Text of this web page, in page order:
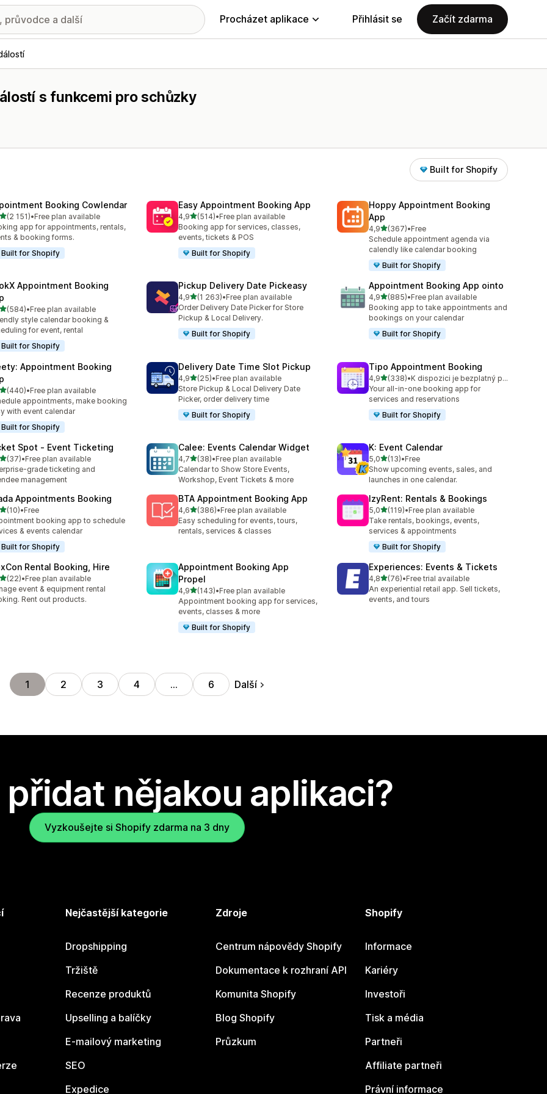
Procházet aplikace Přihlásit se Začít zdarma
s funkcemi pro schůzky
Built for Shopify
Booking Cowlendar
z 5 hvězd
(2 151)počet recenzí: 2151
•Free plan available
app for appointments, rentals,
& booking forms.
Built for Shopify
Easy Appointment Booking App
4,9z 5 hvězd
(514)
Celkový počet recenzí: 514
•Free plan available
Booking app for services, classes,
events, tickets & POS
Built for Shopify
Hoppy Appointment Booking
App
4,9z 5 hvězd
(367)
Celkový počet recenzí: 367
•Free
Schedule appointment agenda via
calendly like calendar booking
Built for Shopify
Appointment Booking
z 5 hvězd
(584)počet recenzí: 584
•Free plan available
style calendar booking &
for event, rental
Built for Shopify
Pickup Delivery Date Pickeasy
4,9z 5 hvězd
(1 263)
Celkový počet recenzí: 1263
•Free plan available
Order Delivery Date Picker for Store
Pickup & Local Delivery.
Built for Shopify
Appointment Booking App ointo
4,9z 5 hvězd
(885)
Celkový počet recenzí: 885
•Free plan available
Booking app to take appointments and
bookings on your calendar
Built for Shopify
Appointment Booking
z 5 hvězd
(440)počet recenzí: 440
•Free plan available
appointments, make booking
with event calendar
Built for Shopify
Delivery Date Time Slot Pickup
4,9z 5 hvězd
(25)
Celkový počet recenzí: 25
•Free plan available
Store Pickup & Local Delivery Date
Picker, order delivery time
Built for Shopify
Tipo Appointment Booking
4,9z 5 hvězd
(338)
Celkový počet recenzí: 338
•
K dispozici je bezplatný plán
Your all-in-one booking app for
services and reservations
Built for Shopify
Spot ‑ Event Ticketing
z 5 hvězd
(37)počet recenzí: 37
•Free plan available
grade ticketing and
management
Calee: Events Calendar Widget
4,7z 5 hvězd
(38)
Celkový počet recenzí: 38
•Free plan available
Calendar to Show Store Events,
Workshop, Event Tickets & more
K: Event Calendar
5,0z 5 hvězd
(13)
Celkový počet recenzí: 13
•Free
Show upcoming events, sales, and
launches in one calendar.
Appointments Booking
z 5 hvězd
(10)počet recenzí: 10
•Free
booking app to schedule
& events calendar
Built for Shopify
BTA Appointment Booking App
4,6z 5 hvězd
(386)
Celkový počet recenzí: 386
•Free plan available
Easy scheduling for events, tours,
rentals, services & classes
IzyRent: Rentals & Bookings
5,0z 5 hvězd
(119)
Celkový počet recenzí: 119
•Free plan available
Take rentals, bookings, events,
services & appointments
Built for Shopify
Rental Booking, Hire
z 5 hvězd
(22)počet recenzí: 22
•Free plan available
event & equipment rental
Rent out products.
Appointment Booking App
Propel
4,9z 5 hvězd
(143)
Celkový počet recenzí: 143
•Free plan available
Appointment booking app for services,
events, classes & more
Built for Shopify
Experiences: Events & Tickets
4,8z 5 hvězd
(76)
Celkový počet recenzí: 76
•Free trial available
An experiential retail app. Sell tickets,
events, and tours
1 2 3 4 … 6 Další
nějakou aplikaci?
Vyzkoušejte si Shopify zdarma na 3 dny
Nejčastější kategorie
Dropshipping
Tržiště
Recenze produktů
Upselling a balíčky
E-mailový marketing
SEO
Expedice
Zdroje
Centrum nápovědy Shopify
Dokumentace k rozhraní API
Komunita Shopify
Blog Shopify
Průzkum
Shopify
Informace
Kariéry
Investoři
Tisk a média
Partneři
Affiliate partneři
Právní informace